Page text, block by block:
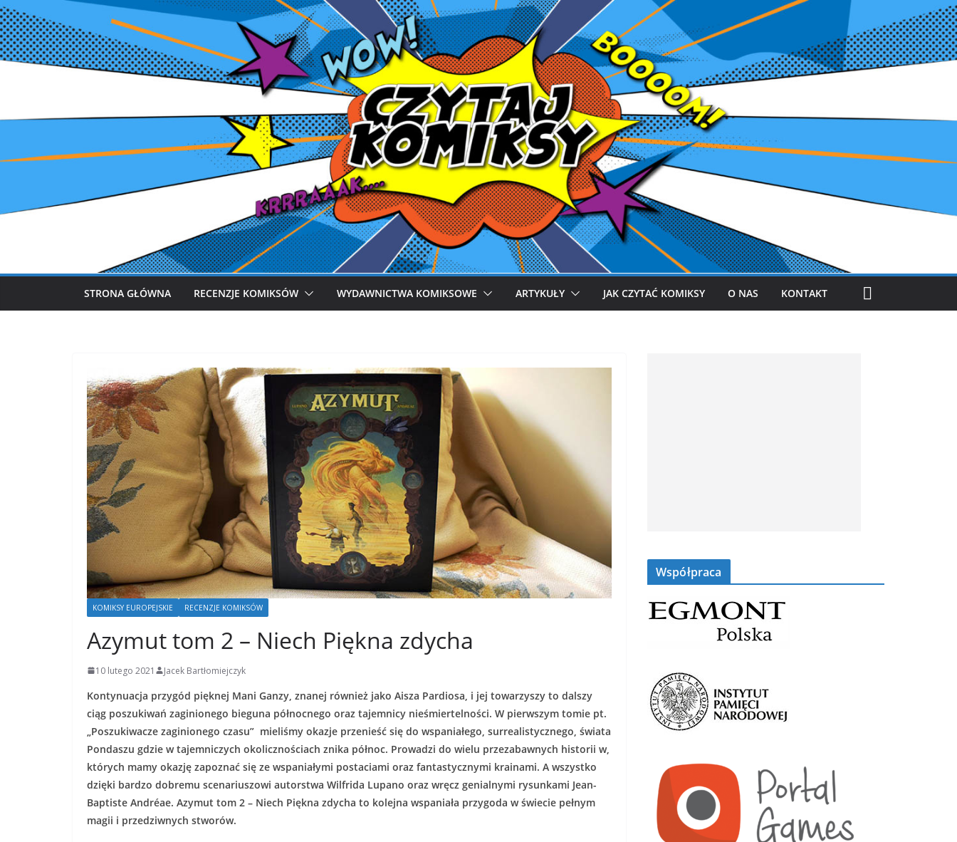
Przejdź
do
treści
STRONA GŁÓWNA RECENZJE KOMIKSÓW WYDAWNICTWA KOMIKSOWE ARTYKUŁY JAK CZYTAĆ KOMIKSY O NAS KONTAKT
KOMIKSY EUROPEJSKIE RECENZJE KOMIKSÓW
Azymut tom 2 – Niech Piękna zdycha
10 lutego 2021 Jacek Bartłomiejczyk
Kontynuacja przygód pięknej Mani Ganzy, znanej również jako Aisza Pardiosa, i jej towarzyszy to dalszy
ciąg poszukiwań zaginionego bieguna północnego oraz tajemnicy nieśmiertelności. W pierwszym tomie pt.
„Poszukiwacze zaginionego czasu” mieliśmy okazje przenieść się do wspaniałego, surrealistycznego, świata
Pondaszu gdzie w tajemniczych okolicznościach znika północ. Prowadzi do wielu przezabawnych historii w,
których mamy okazję zapoznać się ze wspaniałymi postaciami oraz fantastycznymi krainami. A wszystko
dzięki bardzo dobremu scenariuszowi autorstwa Wilfrida Lupano oraz wręcz genialnymi rysunkami Jean-
Baptiste Andréae. Azymut tom 2 – Niech Piękna zdycha to kolejna wspaniała przygoda w świecie pełnym
magii i przedziwnych stworów.
Współpraca